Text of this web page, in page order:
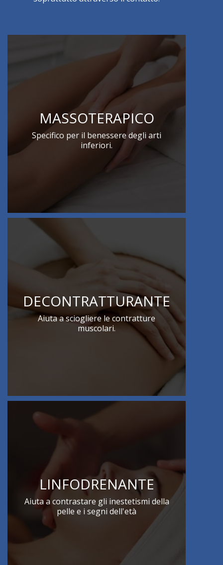
MASSOTERAPICO
Specifico per il benessere degli arti
inferiori.
DECONTRATTURANTE
Aiuta a sciogliere le contratture
muscolari.
LINFODRENANTE
Aiuta a contrastare gli inestetismi della
pelle e i segni dell'età